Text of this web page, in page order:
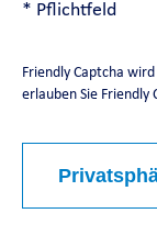
* Pflichtfeld
Friendly Captcha
erlauben Sie Friendly